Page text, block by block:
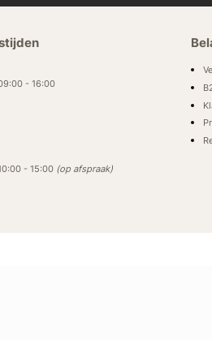
- 16:00
- 15:00 (op afspraak)